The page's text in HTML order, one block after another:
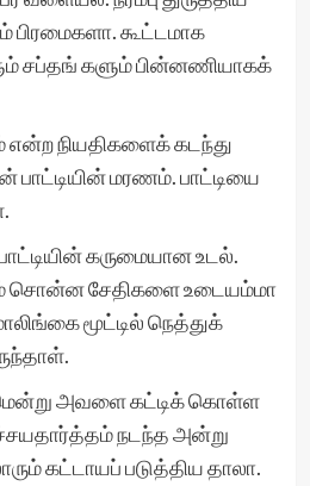
கூட்டமாக
சப்தங் களும் பின்னணியாகக்
நியதிகளைக் கடந்து
பாட்டியின் மரணம். பாட்டியை
கருமையான உடல்.
சொன்ன சேதிகளை உடையம்மா
மூட்டில் நெத்துக்
அவளை கட்டிக் கொள்ள
நடந்த அன்று
கட்டாயப் படுத்திய தாலா.